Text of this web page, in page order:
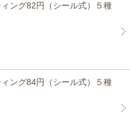
ング82円（シール式）５種
ング84円（シール式）５種